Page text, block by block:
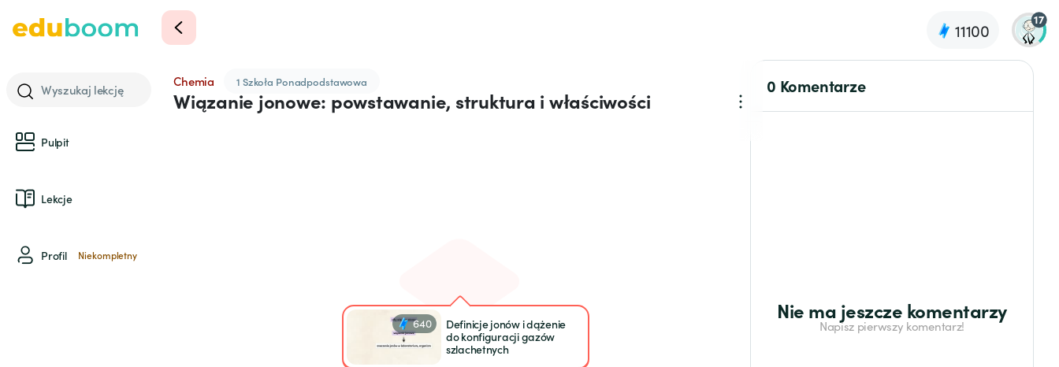
11100
17
Wyszukaj lekcję
Pulpit
Lekcje
Profil Niekompletny
Chemia 1 Szkoła Ponadpodstawowa
Wiązanie jonowe: powstawanie, struktura i właściwości
640
Definicje jonów i dążenie
do konfiguracji gazów
szlachetnych
0 Komentarze
Nie ma jeszcze komentarzy
Napisz pierwszy komentarz!